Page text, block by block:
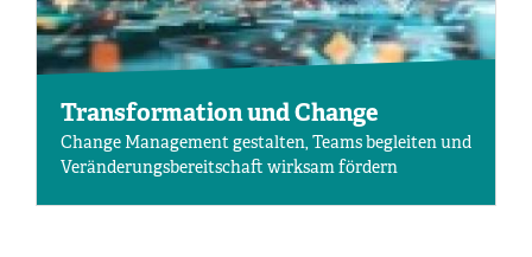
Transformation und Change
Change Management gestalten, Teams begleiten und
Veränderungsbereitschaft wirksam fördern